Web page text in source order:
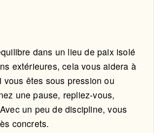
dans un lieu de paix isolé
extérieures, cela vous aidera à
vous êtes sous pression ou
une pause, repliez-vous,
un peu de discipline, vous
concrets.